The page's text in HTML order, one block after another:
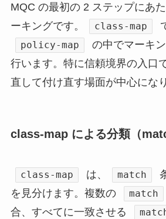
MQC の最初の 2 ステップにあ
ーキングです。
class-map
policy-map の中でマーキ
行います。特に信頼境界の入口
直して付け直す場面が中心にな
class-map による分類（
class-map は、 match
を見分けます。複数の
match
合、すべてに一致させる